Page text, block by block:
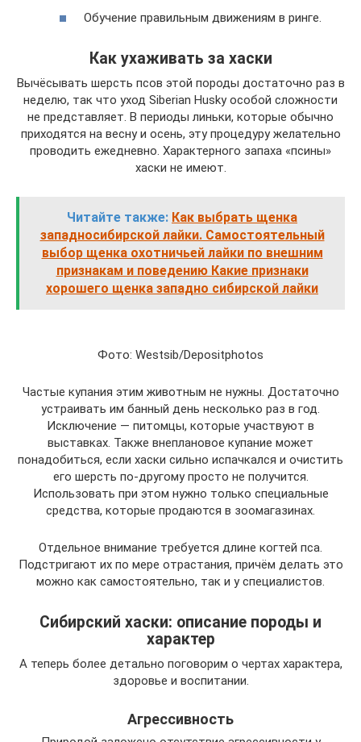
Обучение правильным движениям в ринге.
Как ухаживать за хаски
Вычёсывать шерсть псов этой породы достаточно раз в
неделю, так что уход Siberian Husky особой сложности
не представляет. В периоды линьки, которые обычно
приходятся на весну и осень, эту процедуру желательно
проводить ежедневно. Характерного запаха «псины»
хаски не имеют.
Читайте также: Как выбрать щенка
западносибирской лайки. Самостоятельный
выбор щенка охотничьей лайки по внешним
признакам и поведению Какие признаки
хорошего щенка западно сибирской лайки
Фото: Westsib/Depositphotos
Частые купания этим животным не нужны. Достаточно
устраивать им банный день несколько раз в год.
Исключение — питомцы, которые участвуют в
выставках. Также внеплановое купание может
понадобиться, если хаски сильно испачкался и очистить
его шерсть по‑другому просто не получится.
Использовать при этом нужно только специальные
средства, которые продаются в зоомагазинах.
Отдельное внимание требуется длине когтей пса.
Подстригают их по мере отрастания, причём делать это
можно как самостоятельно, так и у специалистов.
Сибирский хаски: описание породы и
характер
А теперь более детально поговорим о чертах характера,
здоровье и воспитании.
Агрессивность